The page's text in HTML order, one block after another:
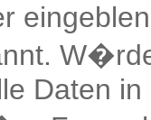
Daten